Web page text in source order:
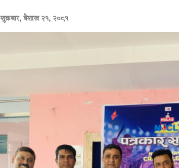
शुक्रबार, बैशाख २१, २०८१